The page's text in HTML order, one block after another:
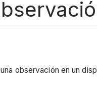
observación en un